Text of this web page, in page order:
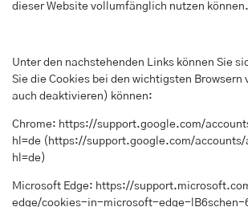
dieser Website vollumfänglich nutzen können.
Unter den nachstehenden Links können Sie
Sie die Cookies bei den wichtigsten Browsern
auch deaktivieren) können:
Chrome: https://support.google.com/
hl=de ( https://support.google.com/accounts/
hl=de)
Microsoft Edge: https://
edge/cookies-in-microsoft-edge-lB6schen-